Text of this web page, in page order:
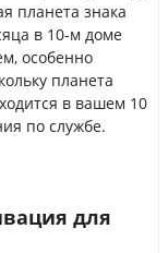
планета знака
в 10-м доме
особенно
планета
в вашем 10
по службе.
для